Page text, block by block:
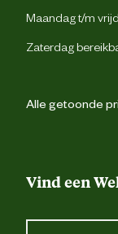
Maandag t/m
Zaterdag
Alle getoonde
Vind een